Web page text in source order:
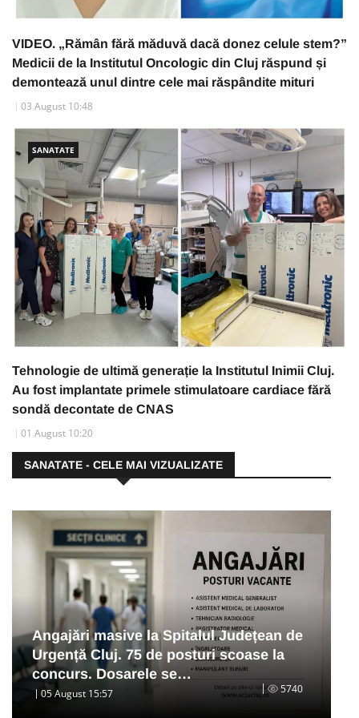
VIDEO. „Rămân fără măduvă dacă donez celule stem?”
Medicii de la Institutul Oncologic din Cluj răspund și
demontează unul dintre cele mai răspândite mituri
03 August 10:48
SANATATE
Tehnologie de ultimă generație la Institutul Inimii Cluj.
Au fost implantate primele stimulatoare cardiace fără
sondă decontate de CNAS
01 August 10:20
SANATATE - CELE MAI VIZUALIZATE
Angajări masive la Spitalul Județean de
Urgență Cluj. 75 de posturi scoase la
concurs. Dosarele se…
05 August 15:57 5740